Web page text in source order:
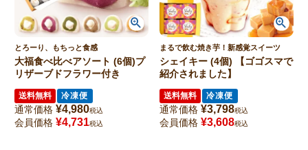
とろーり、もちっと食感
大福食べ比べアソート (6個)プ
リザーブドフラワー付き
送料無料 冷凍便
通常価格 ¥4,980税込
会員価格 ¥4,731税込
まるで飲む焼き芋！新感覚スイーツ
シェイキー (4個) 【ゴゴスマで
紹介されました】
送料無料 冷凍便
通常価格 ¥3,798税込
会員価格 ¥3,608税込